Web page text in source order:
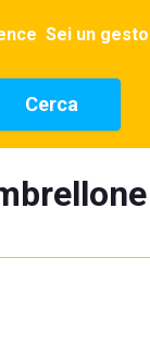
Sei un
Cerca